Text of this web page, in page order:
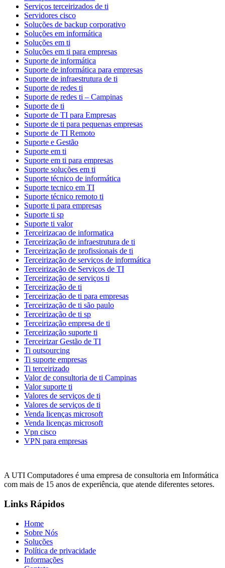
Serviços terceirizados de ti
Servidores cisco
Soluções de backup corporativo
Soluções em informática
Soluções em ti
Soluções em ti para empresas
Suporte de informática
Suporte de informática para empresas
Suporte de infraestrutura de ti
Suporte de redes ti
Suporte de redes ti – Campinas
Suporte de ti
Suporte de TI para Empresas
Suporte de ti para pequenas empresas
Suporte de TI Remoto
Suporte e Gestão
Suporte em ti
Suporte em ti para empresas
Suporte soluções em ti
Suporte técnico de informática
Suporte tecnico em TI
Suporte técnico remoto ti
Suporte ti para empresas
Suporte ti sp
Suporte ti valor
Terceirizacao de informatica
Terceirização de infraestrutura de ti
Terceirização de profissionais de ti
Terceirização de serviços de informática
Terceirização de Serviços de TI
Terceirização de serviços ti
Terceirização de ti
Terceirização de ti para empresas
Terceirização de ti são paulo
Terceirização de ti sp
Terceirização empresa de ti
Terceirização suporte ti
Terceirizar Gestão de TI
Ti outsourcing
Ti suporte empresas
Ti terceirizado
Valor de consultoria de ti Campinas
Valor suporte ti
Valores de serviços de ti
Valores de serviços de ti
Venda licenças microsoft
Venda licenças microsoft
Vpn cisco
VPN para empresas
A UTI Computadores é uma empresa de consultoria em Informática
com mais de 15 anos de experiência, que atende diferentes setores.
Links Rápidos
Home
Sobre Nós
Soluções
Política de privacidade
Informações